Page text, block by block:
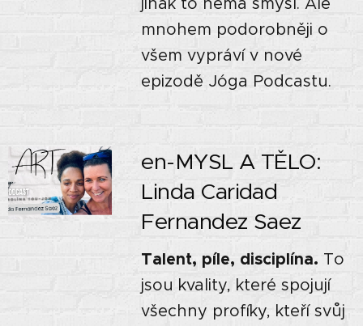
mnohem podorobněji o
všem vypráví v nové
epizodě Jóga Podcastu.
en-MYSL A TĚLO:
Linda Caridad
Fernandez Saez
Talent, píle, disciplína. To
jsou kvality, které spojují
všechny profíky, kteří svůj